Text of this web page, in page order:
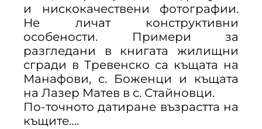
и нискокачествени фотографии.
Не личат конструктивни
особености. Примери за
разгледани в книгата жилищни
сгради в Тревенско са къщата на
Манафови, с. Боженци и къщата
на Лазер Матев в с. Стайновци.
По-точното датиране възрастта на
къщите….